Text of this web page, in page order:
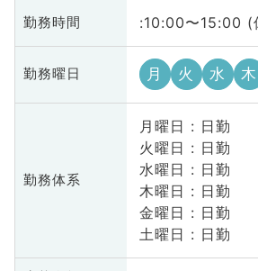
勤務時間 :10:00〜15:00 (
勤務曜日 月 火 水 木
勤務体系
月曜日 : 日勤
火曜日 : 日勤
水曜日 : 日勤
木曜日 : 日勤
金曜日 : 日勤
土曜日 : 日勤